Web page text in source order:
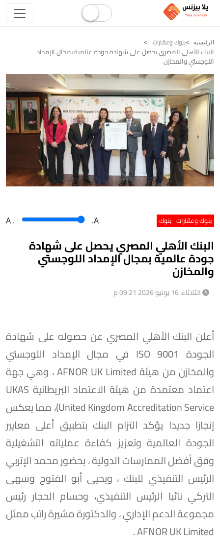
الرئيسيه بنوك وعقارات
البنك الأهلي المصري يحصل على شهادة جودة عالمية بمجال الإمداد
اللوجستي والمخازن
بنوك وعقارات بنوك A . .A
البنك الأهلي المصري يحصل على شهادة
جودة عالمية بمجال الإمداد اللوجستي
والمخازن
الثلاثاء، 16 يونيو 2026 09:21 م
أعلن البنك الأهلي المصري عن حصوله على شهادة
الجودة ISO 9001 في مجال الإمداد اللوجستي
والمخازن من هيئة AFNOR UK Limited ، وهي جهة
اعتماد معتمدة من هيئة الاعتماد البريطانية UKAS
(United Kingdom Accreditation Service، مما يعكس
إنجازا جديدا يؤكد التزام البنك بتطبيق أعلى معايير
الجودة العالمية وتعزيز كفاءة عملياته التشغيلية
وفق أفضل الممارسات الدولية ، بحضور محمد الإتربي
الرئيس التنفيذي للبنك ، ويحيى أبو الفتوح وسهى
التركي نائبا الرئيس التنفيذي، وحسام الحجار رئيس
مجموعة الدعم الإداري ، والدكتورة مشيرة راتب ممثل
AFNOR UK Limited .